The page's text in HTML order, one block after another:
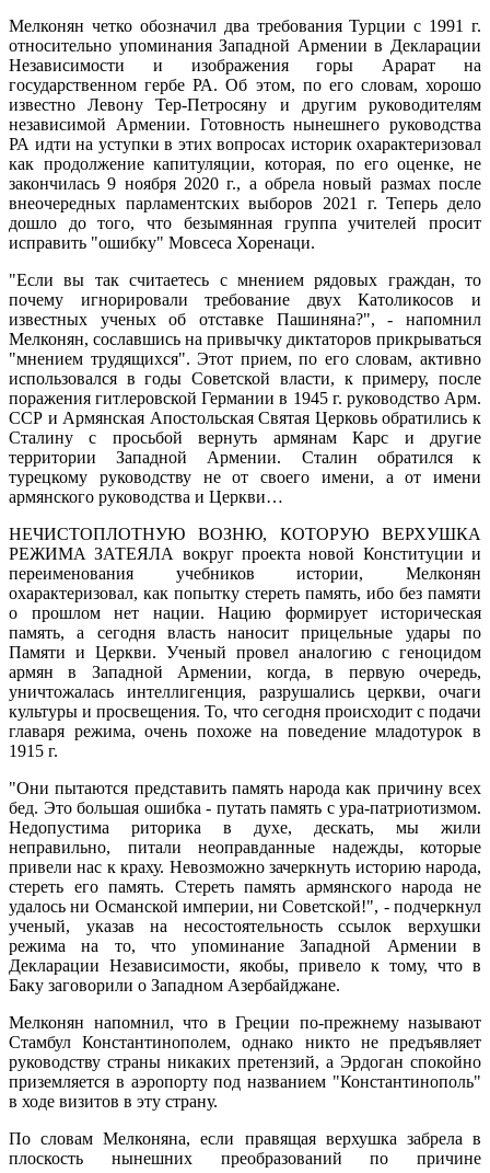
Мелконян четко обозначил два требования Турции с 1991 г.
относительно упоминания Западной Армении в Декларации
Независимости и изображения горы Арарат на
государственном гербе РА. Об этом, по его словам, хорошо
известно Левону Тер-Петросяну и другим руководителям
независимой Армении. Готовность нынешнего руководства
РА идти на уступки в этих вопросах историк охарактеризовал
как продолжение капитуляции, которая, по его оценке, не
закончилась 9 ноября 2020 г., а обрела новый размах после
внеочередных парламентских выборов 2021 г. Теперь дело
дошло до того, что безымянная группа учителей просит
исправить "ошибку" Мовсеса Хоренаци.
"Если вы так считаетесь с мнением рядовых граждан, то
почему игнорировали требование двух Католикосов и
известных ученых об отставке Пашиняна?", - напомнил
Мелконян, сославшись на привычку диктаторов прикрываться
"мнением трудящихся". Этот прием, по его словам, активно
использовался в годы Советской власти, к примеру, после
поражения гитлеровской Германии в 1945 г. руководство Арм.
ССР и Армянская Апостольская Святая Церковь обратились к
Сталину с просьбой вернуть армянам Карс и другие
территории Западной Армении. Сталин обратился к
турецкому руководству не от своего имени, а от имени
армянского руководства и Церкви…
НЕЧИСТОПЛОТНУЮ ВОЗНЮ, КОТОРУЮ ВЕРХУШКА
РЕЖИМА ЗАТЕЯЛА вокруг проекта новой Конституции и
переименования учебников истории, Мелконян
охарактеризовал, как попытку стереть память, ибо без памяти
о прошлом нет нации. Нацию формирует историческая
память, а сегодня власть наносит прицельные удары по
Памяти и Церкви. Ученый провел аналогию с геноцидом
армян в Западной Армении, когда, в первую очередь,
уничтожалась интеллигенция, разрушались церкви, очаги
культуры и просвещения. То, что сегодня происходит с подачи
главаря режима, очень похоже на поведение младотурок в
1915 г.
"Они пытаются представить память народа как причину всех
бед. Это большая ошибка - путать память с ура-патриотизмом.
Недопустима риторика в духе, дескать, мы жили
неправильно, питали неоправданные надежды, которые
привели нас к краху. Невозможно зачеркнуть историю народа,
стереть его память. Стереть память армянского народа не
удалось ни Османской империи, ни Советской!", - подчеркнул
ученый, указав на несостоятельность ссылок верхушки
режима на то, что упоминание Западной Армении в
Декларации Независимости, якобы, привело к тому, что в
Баку заговорили о Западном Азербайджане.
Мелконян напомнил, что в Греции по-прежнему называют
Стамбул Константинополем, однако никто не предъявляет
руководству страны никаких претензий, а Эрдоган спокойно
приземляется в аэропорту под названием "Константинополь"
в ходе визитов в эту страну.
По словам Мелконяна, если правящая верхушка забрела в
плоскость нынешних преобразований по причине